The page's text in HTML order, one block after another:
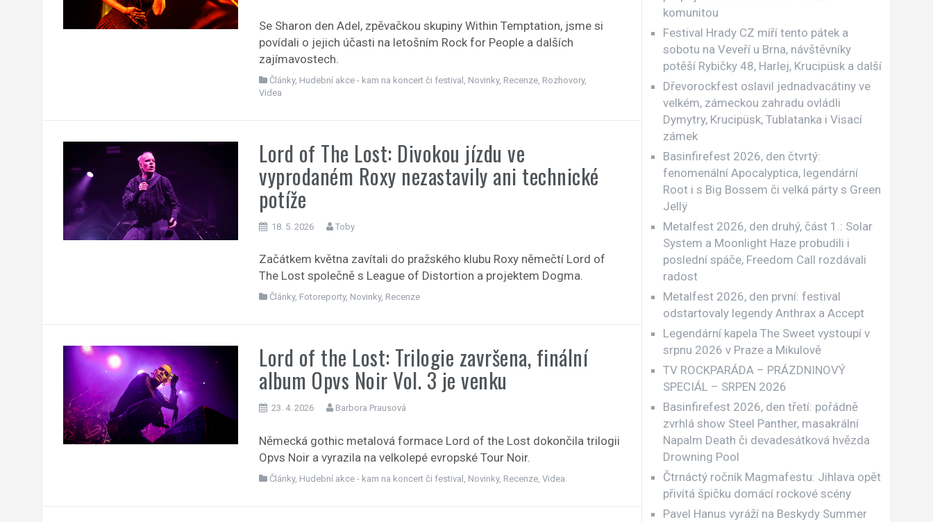
Se Sharon den Adel, zpěvačkou skupiny Within Temptation, jsme si
povídali o jejich účasti na letošním Rock for People a dalších
zajímavostech.
Články, Hudební akce - kam na koncert či festival Novinky, Recenze Rozhovory,
Videa
Lord of The Lost: Divokou jízdu ve
vyprodaném Roxy nezastavily ani technické
potíže
18. 5. 2026 Toby
Začátkem května zavítali do pražského klubu Roxy němečtí Lord of
The Lost společně s League of Distortion a projektem Dogma.
Články, Fotoreporty, Novinky, Recenze
Lord of the Lost: Trilogie završena, finální
album Opvs Noir Vol. 3 je venku
23. 4. 2026 Barbora Prausová
Německá gothic metalová formace Lord of the Lost dokončila trilogii
Opvs Noir a vyrazila na velkolepé evropské Tour Noir.
Články, Hudební akce - kam na koncert či festival Novinky, Recenze ,Videa
komunitou
Festival Hrady CZ míří tento pátek a
sobotu na Veveří u Brna, návštěvníky
potěší Rybičky 48, Harlej, Krucipüsk a další
Dřevorockfest oslavil jednadvacátiny ve
velkém, zámeckou zahradu ovládli
Dymytry, Krucipüsk, Tublatanka i Visací
zámek
Basinfirefest 2026, den čtvrtý:
fenomenální Apocalyptica, legendární
Root i s Big Bossem či velká párty s Green
Jellÿ
Metalfest 2026, den druhý, část 1.: Solar
System a Moonlight Haze probudili i
poslední spáče, Freedom Call rozdávali
radost
Metalfest 2026, den první: festival
odstartovaly legendy Anthrax a Accept
Legendární kapela The Sweet vystoupí v
srpnu 2026 v Praze a Mikulově
TV ROCKPARÁDA – PRÁZDNINOVÝ
SPECIÁL – SRPEN 2026
Basinfirefest 2026, den třetí: pořádně
zvrhlá show Steel Panther, masakrální
Napalm Death či devadesátková hvězda
Drowning Pool
Čtrnáctý ročník Magmafestu: Jihlava opět
přivítá špičku domácí rockové scény
Pavel Hanus vyráží na Beskydy Summer